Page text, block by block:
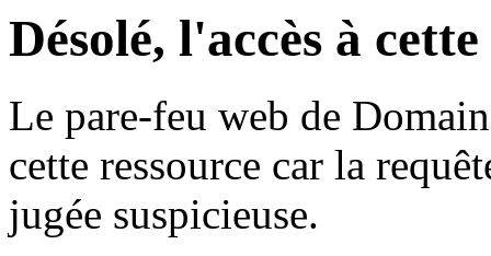
Désolé, l'accès à
Le pare-feu web de
cette ressource car la
jugée suspicieuse.